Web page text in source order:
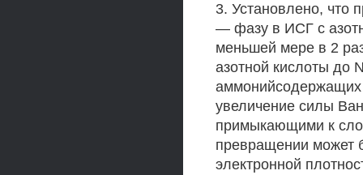
3. Установлено, что
— фазу в ИСГ с
меньшей мере в 2
азотной кислоты до
увеличение силы
примыкающими к
превращении может
электронной